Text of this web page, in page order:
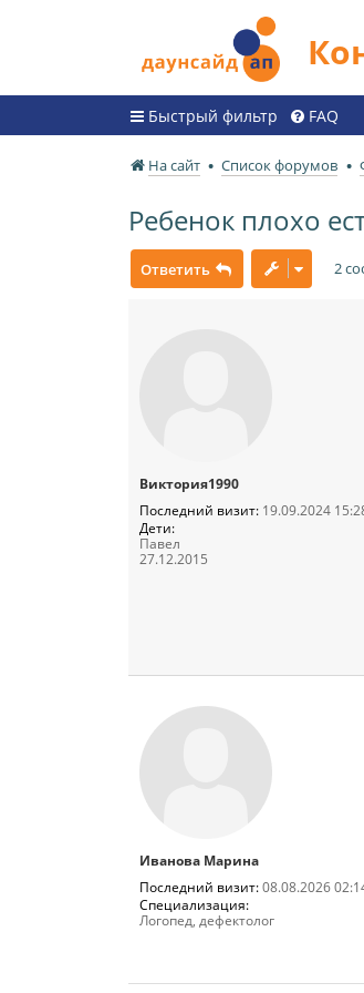
Быстрый фильтр FAQ
На сайт Список форумов
Ребенок плохо
Ответить 2
Виктория1990
Последний визит: 19.09.2024
Дети:
Павел
27.12.2015
Иванова Марина
Последний визит:08.08.2026
Специализация:
Логопед, дефектолог